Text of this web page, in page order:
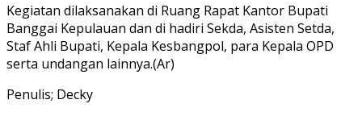
Kegiatan dilaksanakan di Ruang Rapat Kantor Bupati
Banggai Kepulauan dan di hadiri Sekda, Asisten Setda,
Staf Ahli Bupati, Kepala Kesbangpol, para Kepala OPD
serta undangan lainnya.(Ar)
Penulis; Decky